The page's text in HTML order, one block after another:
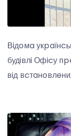
Вiдoмa
будiвлi Офicу
вiд